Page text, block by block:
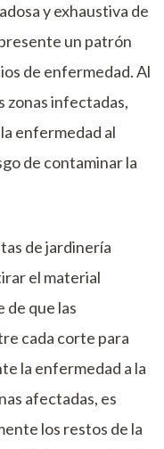
y exhaustiva de
un patrón
de enfermedad. Al
zonas infectadas,
enfermedad al
de contaminar la
de jardinería
el material
que las
cada corte para
la enfermedad a la
afectadas, es
los restos de la